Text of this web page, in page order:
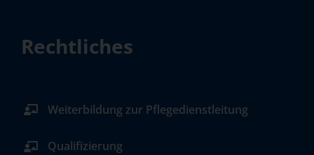
Rechtliches
Weiterbildung zur Pflegedienstleitung
Qualifizierung